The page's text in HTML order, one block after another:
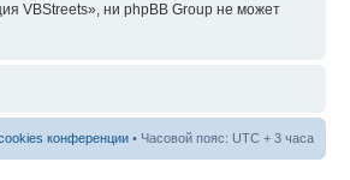
VBStreets», ни phpBB Group не может
конференции • Часовой пояс: UTC + 3 часа